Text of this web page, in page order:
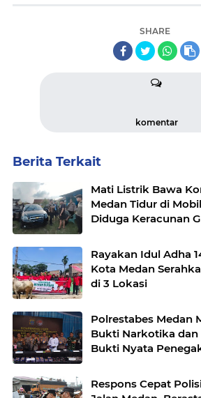
SHARE
komentar
Berita Terkait
Mati Listrik Bawa
Medan Tidur di
Diduga Keracunan
Rayakan Idul Adha
Kota Medan
di 3 Lokasi
Polrestabes Medan
Bukti Narkotika dan
Bukti Nyata
Respons Cepat